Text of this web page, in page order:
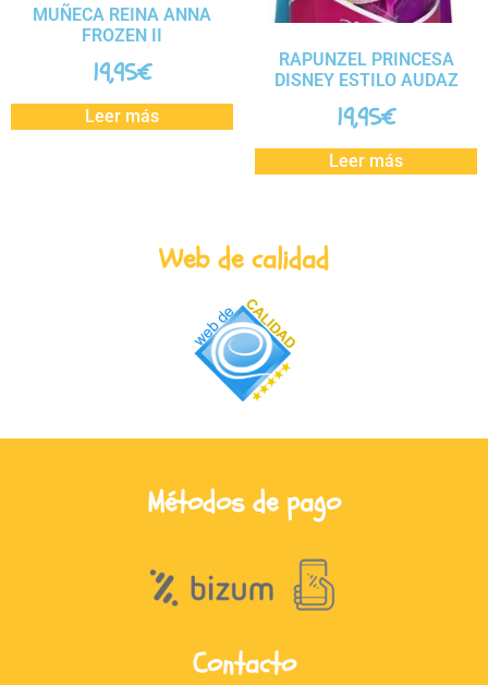
MUÑECA REINA ANNA
FROZEN II
19,95€
Leer más
RAPUNZEL PRINCESA
DISNEY ESTILO AUDAZ
19,95€
Leer más
Web de calidad
Métodos de pago
Contacto